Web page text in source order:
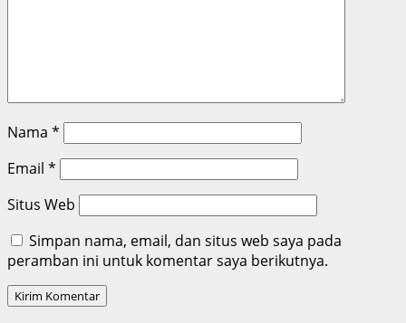
Nama *
Email *
Situs Web
Simpan nama, email, dan situs web saya pada
peramban ini untuk komentar saya berikutnya.